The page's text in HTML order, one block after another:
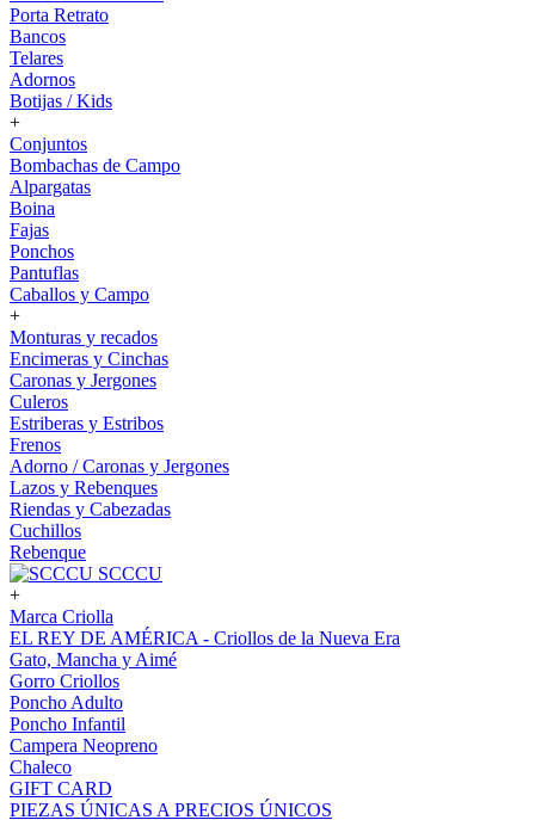
Porta Retrato
Bancos
Telares
Adornos
Botijas / Kids
+
Conjuntos
Bombachas de Campo
Alpargatas
Boina
Fajas
Ponchos
Pantuflas
Caballos y Campo
+
Monturas y recados
Encimeras y Cinchas
Caronas y Jergones
Culeros
Estriberas y Estribos
Frenos
Adorno / Caronas y Jergones
Lazos y Rebenques
Riendas y Cabezadas
Cuchillos
Rebenque
SCCCU
+
Marca Criolla
EL REY DE AMÉRICA - Criollos de la Nueva Era
Gato, Mancha y Aimé
Gorro Criollos
Poncho Adulto
Poncho Infantil
Campera Neopreno
Chaleco
GIFT CARD
PIEZAS ÚNICAS A PRECIOS ÚNICOS